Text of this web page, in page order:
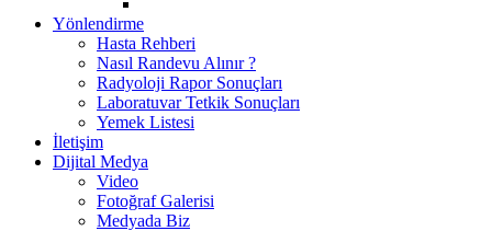
Yönlendirme
Hasta Rehberi
Nasıl Randevu Alınır ?
Radyoloji Rapor Sonuçları
Laboratuvar Tetkik Sonuçları
Yemek Listesi
İletişim
Dijital Medya
Video
Fotoğraf Galerisi
Medyada Biz